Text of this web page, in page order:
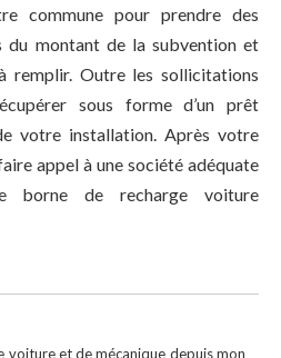
commune pour prendre des
du montant de la subvention et
remplir. Outre les sollicitations
sous forme d’un prêt
votre installation. Après votre
appel à une société adéquate
borne de recharge voiture
voiture et de mécanique depuis mon